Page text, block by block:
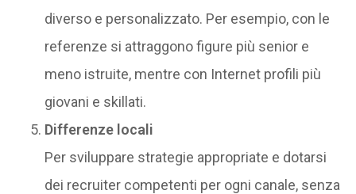
diverso e personalizzato. Per esempio, con le
referenze si attraggono figure più senior e
meno istruite, mentre con Internet profili più
giovani e skillati.
Differenze locali
Per sviluppare strategie appropriate e dotarsi
dei recruiter competenti per ogni canale, senza